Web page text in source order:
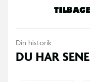
ekstra til din samling -
Din historik
DU HAR